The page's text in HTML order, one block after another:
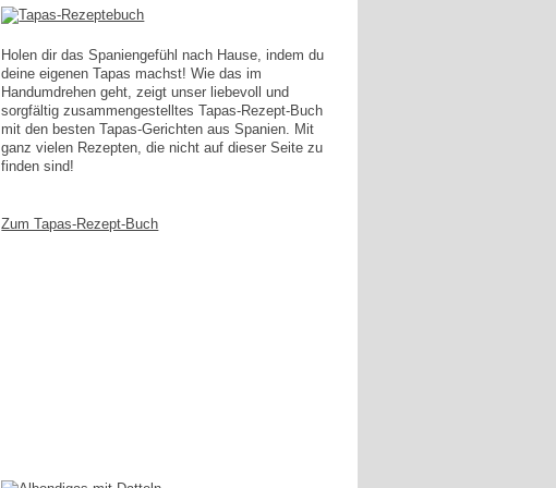
Holen dir das Spaniengefühl nach Hause, indem du
deine eigenen Tapas machst! Wie das im
Handumdrehen geht, zeigt unser liebevoll und
sorgfältig zusammengestelltes Tapas-Rezept-Buch
mit den besten Tapas-Gerichten aus Spanien. Mit
ganz vielen Rezepten, die nicht auf dieser Seite zu
finden sind!
Zum Tapas-Rezept-Buch